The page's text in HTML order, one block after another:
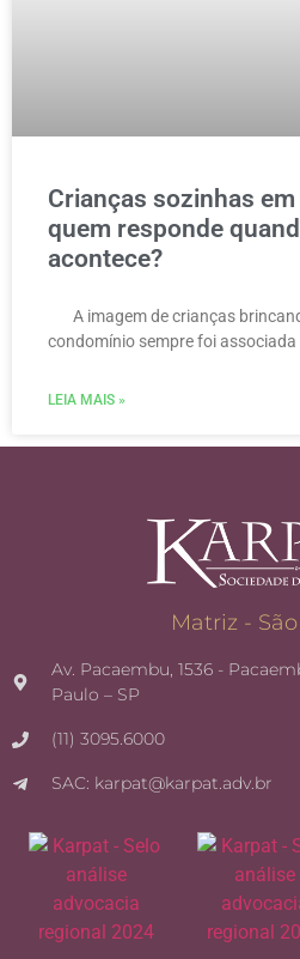
Crianças sozinhas
quem responde
acontece?
A imagem de crianças
condomínio sempre foi associada
LEIA MAIS »
Matriz -
Av. Pacaembu, 1536 -
Paulo – SP
(11) 3095.6000
SAC: karpat@karpat.adv.br